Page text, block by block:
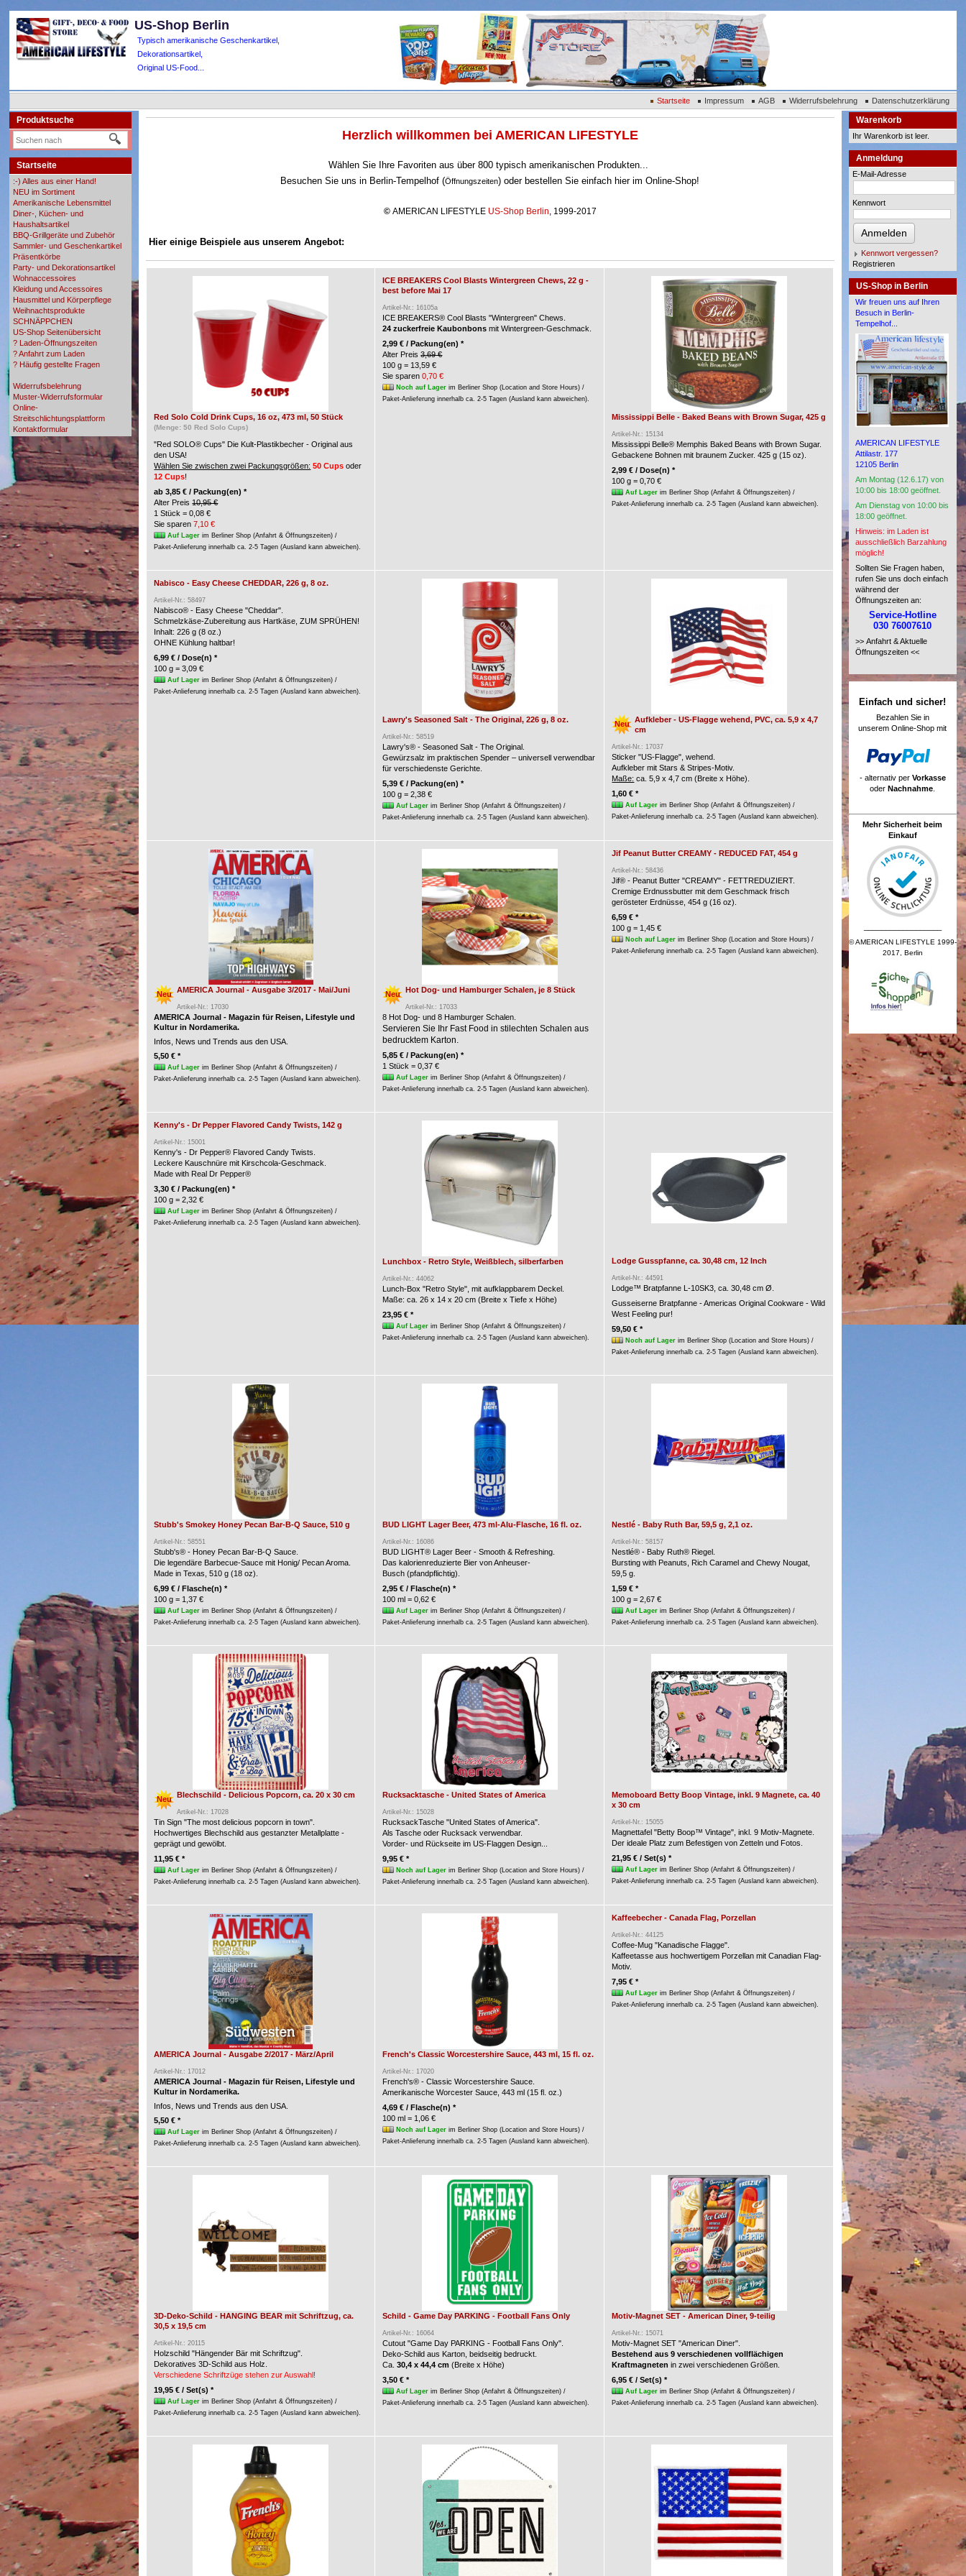
US-Shop Berlin
Typisch amerikanische Geschenkartikel,
Dekorationsartikel,
Original US-Food...
Startseite Impressum AGB Widerrufsbelehrung Datenschutzerklärung
Produktsuche
Startseite
:-) Alles aus einer Hand!
NEU im Sortiment
Amerikanische Lebensmittel
Diner-, Küchen- und
Haushaltsartikel
BBQ-Grillgeräte und Zubehör
Sammler- und Geschenkartikel
Präsentkörbe
Party- und Dekorationsartikel
Wohnaccessoires
Kleidung und Accessoires
Hausmittel und Körperpflege
Weihnachtsprodukte
SCHNÄPPCHEN
US-Shop Seitenübersicht
? Laden-Öffnungszeiten
? Anfahrt zum Laden
? Häufig gestellte Fragen
Widerrufsbelehrung
Muster-Widerrufsformular
Online-
Streitschlichtungsplattform
Kontaktformular
Warenkorb
Ihr Warenkorb ist leer.
Anmeldung
E-Mail-Adresse
Kennwort
Anmelden
Kennwort vergessen?
Registrieren
US-Shop in Berlin
Wir freuen uns auf Ihren
Besuch in Berlin-
Tempelhof...
AMERICAN LIFESTYLE
Attilastr. 177
12105 Berlin
Am Montag (12.6.17) von
10:00 bis 18:00 geöffnet.
Am Dienstag von 10:00 bis
18:00 geöffnet.
Hinweis: im Laden ist
ausschließlich Barzahlung
möglich!
Sollten Sie Fragen haben,
rufen Sie uns doch einfach
während der
Öffnungszeiten an:
Service-Hotline
030 76007610
>> Anfahrt & Aktuelle
Öffnungszeiten <<
Einfach und sicher!
Bezahlen Sie in
unserem Online-Shop mit
- alternativ per Vorkasse
oderNachnahme
Mehr Sicherheit beim
Einkauf
© AMERICAN LIFESTYLE 1999-
2017, Berlin
Herzlich willkommen bei AMERICAN LIFESTYLE
Wählen Sie Ihre Favoriten aus über 800 typisch amerikanischen Produkten...
Besuchen Sie uns in Berlin-Tempelhof (Öffnungszeiten) oder bestellen Sie einfach hier im Online-Shop!
© AMERICAN LIFESTYLE US-Shop Berlin, 1999-2017
Hier einige Beispiele aus unserem Angebot:
Red Solo Cold Drink Cups, 16 oz, 473 ml, 50 Stück
(Menge: 50 Red Solo Cups)
"Red SOLO® Cups" Die Kult-Plastikbecher - Original aus
den USA!
Wählen Sie zwischen zwei Packungsgrößen: 50 Cups oder
12 Cups!
ab 3,85 € / Packung(en) *
Alter Preis 10,95 €
1 Stück = 0,08 €
Sie sparen7,10 €
Auf Lager im Berliner Shop (Anfahrt & Öffnungszeiten) /
Paket-Anlieferung innerhalb ca. 2-5 Tagen (Ausland kann abweichen).
ICE BREAKERS Cool Blasts Wintergreen Chews, 22 g -
best before Mai 17
Artikel-Nr.: 16105a
ICE BREAKERS® Cool Blasts "Wintergreen" Chews.
24 zuckerfreie Kaubonbons mit Wintergreen-Geschmack.
2,99 € / Packung(en) *
Alter Preis 3,69 €
100 g = 13,59 €
Sie sparen0,70 €
Noch auf Lager im Berliner Shop (Location and Store Hours) /
Paket-Anlieferung innerhalb ca. 2-5 Tagen (Ausland kann abweichen).
Mississippi Belle - Baked Beans with Brown Sugar, 425 g
Artikel-Nr.: 15134
Mississippi Belle® Memphis Baked Beans with Brown Sugar.
Gebackene Bohnen mit braunem Zucker. 425 g (15 oz).
2,99 € / Dose(n) *
100 g = 0,70 €
Auf Lager im Berliner Shop (Anfahrt & Öffnungszeiten) /
Paket-Anlieferung innerhalb ca. 2-5 Tagen (Ausland kann abweichen).
Nabisco - Easy Cheese CHEDDAR, 226 g, 8 oz.
Artikel-Nr.: 58497
Nabisco® - Easy Cheese "Cheddar".
Schmelzkäse-Zubereitung aus Hartkäse, ZUM SPRÜHEN!
Inhalt: 226 g (8 oz.)
OHNE Kühlung haltbar!
6,99 € / Dose(n) *
100 g = 3,09 €
Auf Lager im Berliner Shop (Anfahrt & Öffnungszeiten) /
Paket-Anlieferung innerhalb ca. 2-5 Tagen (Ausland kann abweichen).
Lawry's Seasoned Salt - The Original, 226 g, 8 oz.
Artikel-Nr.: 58519
Lawry's® - Seasoned Salt - The Original.
Gewürzsalz im praktischen Spender – universell verwendbar
für verschiedenste Gerichte.
5,39 € / Packung(en) *
100 g = 2,38 €
Auf Lager im Berliner Shop (Anfahrt & Öffnungszeiten) /
Paket-Anlieferung innerhalb ca. 2-5 Tagen (Ausland kann abweichen).
Neu
Aufkleber - US-Flagge wehend, PVC, ca. 5,9 x 4,7
cm
Artikel-Nr.: 17037
Sticker "US-Flagge", wehend.
Aufkleber mit Stars & Stripes-Motiv.
Maße: ca. 5,9 x 4,7 cm (Breite x Höhe).
1,60 € *
Auf Lager im Berliner Shop (Anfahrt & Öffnungszeiten) /
Paket-Anlieferung innerhalb ca. 2-5 Tagen (Ausland kann abweichen).
Neu AMERICA Journal - Ausgabe 3/2017 - Mai/Juni
Artikel-Nr.: 17030
AMERICA Journal - Magazin für Reisen, Lifestyle und
Kultur in Nordamerika.
Infos, News und Trends aus den USA.
5,50 € *
Auf Lager im Berliner Shop (Anfahrt & Öffnungszeiten) /
Paket-Anlieferung innerhalb ca. 2-5 Tagen (Ausland kann abweichen).
Neu Hot Dog- und Hamburger Schalen, je 8 Stück
Artikel-Nr.: 17033
8 Hot Dog- und 8 Hamburger Schalen.
Servieren Sie Ihr Fast Food in stilechten Schalen aus
bedrucktem Karton.
5,85 € / Packung(en) *
1 Stück = 0,37 €
Auf Lager im Berliner Shop (Anfahrt & Öffnungszeiten) /
Paket-Anlieferung innerhalb ca. 2-5 Tagen (Ausland kann abweichen).
Jif Peanut Butter CREAMY - REDUCED FAT, 454 g
Artikel-Nr.: 58436
Jif® - Peanut Butter "CREAMY" - FETTREDUZIERT.
Cremige Erdnussbutter mit dem Geschmack frisch
gerösteter Erdnüsse, 454 g (16 oz).
6,59 € *
100 g = 1,45 €
Noch auf Lager im Berliner Shop (Location and Store Hours) /
Paket-Anlieferung innerhalb ca. 2-5 Tagen (Ausland kann abweichen).
Kenny's - Dr Pepper Flavored Candy Twists, 142 g
Artikel-Nr.: 15001
Kenny's - Dr Pepper® Flavored Candy Twists.
Leckere Kauschnüre mit Kirschcola-Geschmack.
Made with Real Dr Pepper®
3,30 € / Packung(en) *
100 g = 2,32 €
Auf Lager im Berliner Shop (Anfahrt & Öffnungszeiten) /
Paket-Anlieferung innerhalb ca. 2-5 Tagen (Ausland kann abweichen).
Lunchbox - Retro Style, Weißblech, silberfarben
Artikel-Nr.: 44062
Lunch-Box "Retro Style", mit aufklappbarem Deckel.
Maße: ca. 26 x 14 x 20 cm (Breite x Tiefe x Höhe)
23,95 € *
Auf Lager im Berliner Shop (Anfahrt & Öffnungszeiten) /
Paket-Anlieferung innerhalb ca. 2-5 Tagen (Ausland kann abweichen).
Lodge Gusspfanne, ca. 30,48 cm, 12 Inch
Artikel-Nr.: 44591
Lodge™ Bratpfanne L-10SK3, ca. 30,48 cm Ø.
Gusseiserne Bratpfanne - Americas Original Cookware - Wild
West Feeling pur!
59,50 € *
Noch auf Lager im Berliner Shop (Location and Store Hours) /
Paket-Anlieferung innerhalb ca. 2-5 Tagen (Ausland kann abweichen).
Stubb's Smokey Honey Pecan Bar-B-Q Sauce, 510 g
Artikel-Nr.: 58551
Stubb's® - Honey Pecan Bar-B-Q Sauce.
Die legendäre Barbecue-Sauce mit Honig/ Pecan Aroma.
Made in Texas, 510 g (18 oz).
6,99 € / Flasche(n) *
100 g = 1,37 €
Auf Lager im Berliner Shop (Anfahrt & Öffnungszeiten) /
Paket-Anlieferung innerhalb ca. 2-5 Tagen (Ausland kann abweichen).
BUD LIGHT Lager Beer, 473 ml-Alu-Flasche, 16 fl. oz.
Artikel-Nr.: 16086
BUD LIGHT® Lager Beer - Smooth & Refreshing.
Das kalorienreduzierte Bier von Anheuser-
Busch (pfandpflichtig).
2,95 € / Flasche(n) *
100 ml = 0,62 €
Auf Lager im Berliner Shop (Anfahrt & Öffnungszeiten) /
Paket-Anlieferung innerhalb ca. 2-5 Tagen (Ausland kann abweichen).
Nestlé - Baby Ruth Bar, 59,5 g, 2,1 oz.
Artikel-Nr.: 58157
Nestlé® - Baby Ruth® Riegel.
Bursting with Peanuts, Rich Caramel and Chewy Nougat,
59,5 g.
1,59 € *
100 g = 2,67 €
Auf Lager im Berliner Shop (Anfahrt & Öffnungszeiten) /
Paket-Anlieferung innerhalb ca. 2-5 Tagen (Ausland kann abweichen).
Neu Blechschild - Delicious Popcorn, ca. 20 x 30 cm
Artikel-Nr.: 17028
Tin Sign "The most delicious popcorn in town".
Hochwertiges Blechschild aus gestanzter Metallplatte -
geprägt und gewölbt.
11,95 € *
Auf Lager im Berliner Shop (Anfahrt & Öffnungszeiten) /
Paket-Anlieferung innerhalb ca. 2-5 Tagen (Ausland kann abweichen).
Rucksacktasche - United States of America
Artikel-Nr.: 15028
RucksackTasche "United States of America".
Als Tasche oder Rucksack verwendbar.
Vorder- und Rückseite im US-Flaggen Design...
9,95 € *
Noch auf Lager im Berliner Shop (Location and Store Hours) /
Paket-Anlieferung innerhalb ca. 2-5 Tagen (Ausland kann abweichen).
Memoboard Betty Boop Vintage, inkl. 9 Magnete, ca. 40
x 30 cm
Artikel-Nr.: 15055
Magnettafel "Betty Boop™ Vintage", inkl. 9 Motiv-Magnete.
Der ideale Platz zum Befestigen von Zetteln und Fotos.
21,95 € / Set(s) *
Auf Lager im Berliner Shop (Anfahrt & Öffnungszeiten) /
Paket-Anlieferung innerhalb ca. 2-5 Tagen (Ausland kann abweichen).
AMERICA Journal - Ausgabe 2/2017 - März/April
Artikel-Nr.: 17012
AMERICA Journal - Magazin für Reisen, Lifestyle und
Kultur in Nordamerika.
Infos, News und Trends aus den USA.
5,50 € *
Auf Lager im Berliner Shop (Anfahrt & Öffnungszeiten) /
Paket-Anlieferung innerhalb ca. 2-5 Tagen (Ausland kann abweichen).
French's Classic Worcestershire Sauce, 443 ml, 15 fl. oz.
Artikel-Nr.: 17020
French's® - Classic Worcestershire Sauce.
Amerikanische Worcester Sauce, 443 ml (15 fl. oz.)
4,69 € / Flasche(n) *
100 ml = 1,06 €
Noch auf Lager im Berliner Shop (Location and Store Hours) /
Paket-Anlieferung innerhalb ca. 2-5 Tagen (Ausland kann abweichen).
Kaffeebecher - Canada Flag, Porzellan
Artikel-Nr.: 44125
Coffee-Mug "Kanadische Flagge".
Kaffeetasse aus hochwertigem Porzellan mit Canadian Flag-
Motiv.
7,95 € *
Auf Lager im Berliner Shop (Anfahrt & Öffnungszeiten) /
Paket-Anlieferung innerhalb ca. 2-5 Tagen (Ausland kann abweichen).
3D-Deko-Schild - HANGING BEAR mit Schriftzug, ca.
30,5 x 19,5 cm
Artikel-Nr.: 20115
Holzschild "Hängender Bär mit Schriftzug".
Dekoratives 3D-Schild aus Holz.
Verschiedene Schriftzüge stehen zur Auswahl!
19,95 € / Set(s) *
Auf Lager im Berliner Shop (Anfahrt & Öffnungszeiten) /
Paket-Anlieferung innerhalb ca. 2-5 Tagen (Ausland kann abweichen).
Schild - Game Day PARKING - Football Fans Only
Artikel-Nr.: 16064
Cutout "Game Day PARKING - Football Fans Only".
Deko-Schild aus Karton, beidseitig bedruckt.
Ca.30,4 x 44,4 cm (Breite x Höhe)
3,50 € *
Auf Lager im Berliner Shop (Anfahrt & Öffnungszeiten) /
Paket-Anlieferung innerhalb ca. 2-5 Tagen (Ausland kann abweichen).
Motiv-Magnet SET - American Diner, 9-teilig
Artikel-Nr.: 15071
Motiv-Magnet SET "American Diner".
Bestehend aus 9 verschiedenen vollflächigen
Kraftmagneten in zwei verschiedenen Größen.
6,95 € / Set(s) *
Auf Lager im Berliner Shop (Anfahrt & Öffnungszeiten) /
Paket-Anlieferung innerhalb ca. 2-5 Tagen (Ausland kann abweichen).